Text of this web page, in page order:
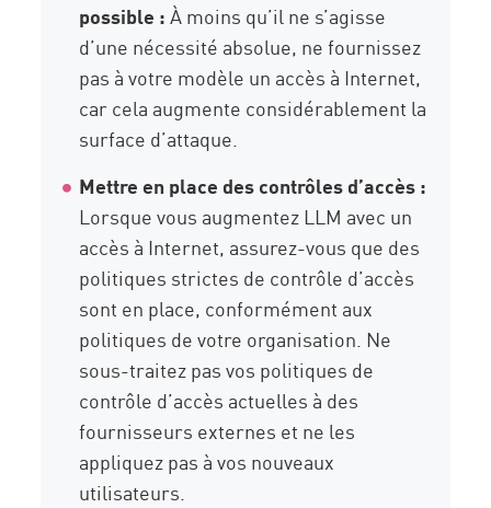
possible :À moins qu’il ne s’agisse
d’une nécessité absolue, ne fournissez
pas à votre modèle un accès à Internet,
car cela augmente considérablement la
surface d’attaque.
Mettre en place des contrôles d’accès :
Lorsque vous augmentez LLM avec un
accès à Internet, assurez-vous que des
politiques strictes de contrôle d’accès
sont en place, conformément aux
politiques de votre organisation. Ne
sous-traitez pas vos politiques de
contrôle d’accès actuelles à des
fournisseurs externes et ne les
appliquez pas à vos nouveaux
utilisateurs.